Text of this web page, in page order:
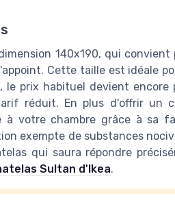
140x190, qui
Cette taille est idéale
le prix habituel devient
réduit. En plus d'offrir un
à votre chambre grâce à sa
exempte de substances
qui saura répondre
Sultan d'Ikea.